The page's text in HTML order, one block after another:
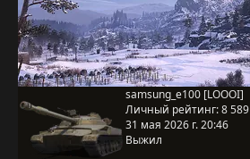
samsung_e100 [LOOOI]
Личный рейтинг:8 589
31 мая 2026 г. 20:46
Выжил